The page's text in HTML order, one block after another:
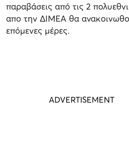
παραβάσεις από τις 2
απο την ΔΙΜΕΑ θα
επόμενες μέρες.